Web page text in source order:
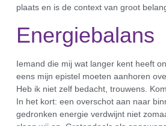
plaats en is de context van groot
Energiebalans
Iemand die mij wat langer kent heeft
eens mijn epistel moeten aanhoren
Heb ik niet zelf bedacht, trouwens.
In het kort: een overschot aan naar
gedronken energie verdwijnt niet